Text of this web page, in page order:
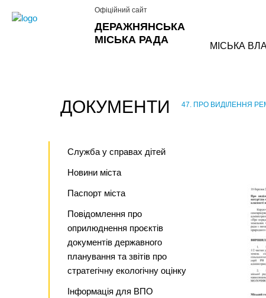
ДЕРАЖНЯНСЬКА
МІСЬКА РАДА
Офіційний сайт
МІСЬКА
ДОКУМЕНТИ 47. ПРО ВИДІЛЕННЯ
Служба у справах дітей
Новини міста
Паспорт міста
Повідомлення про
оприлюднення проєктів
документів державного
планування та звітів про
стратегічну екологічну оцінку
Інформація для ВПО